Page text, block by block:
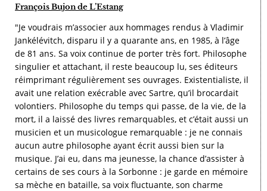
François Bujon de L’Estang
"Je voudrais m’associer aux hommages rendus à Vladimir
Jankélévitch, disparu il y a quarante ans, en 1985, à l’âge
de 81 ans. Sa voix continue de porter très fort. Philosophe
singulier et attachant, il reste beaucoup lu, ses éditeurs
réimprimant régulièrement ses ouvrages. Existentialiste, il
avait une relation exécrable avec Sartre, qu’il brocardait
volontiers. Philosophe du temps qui passe, de la vie, de la
mort, il a laissé des livres remarquables, et c’était aussi un
musicien et un musicologue remarquable : je ne connais
aucun autre philosophe ayant écrit aussi bien sur la
musique. J’ai eu, dans ma jeunesse, la chance d’assister à
certains de ses cours à la Sorbonne : je garde en mémoire
sa mèche en bataille, sa voix fluctuante, son charme